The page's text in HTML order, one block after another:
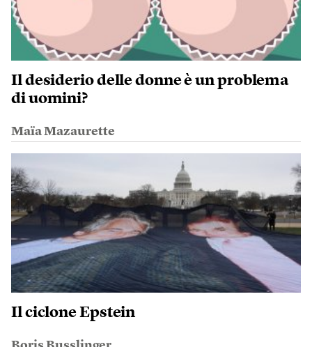
Il desiderio delle donne è un problema
di uomini?
Maïa Mazaurette
Il ciclone Epstein